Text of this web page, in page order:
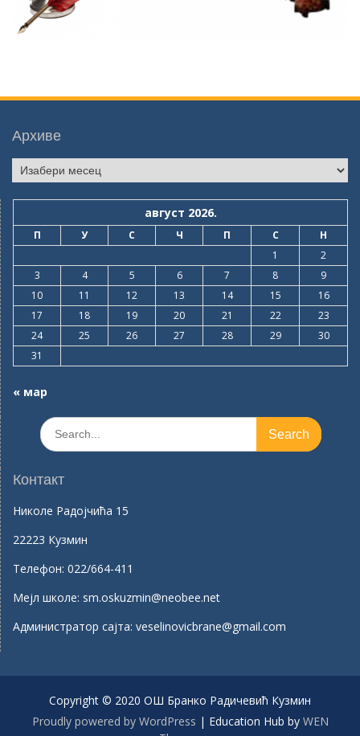
Архиве
Архиве
август 2026.
П У С Ч П С
Н
1
2
3
4 5 6 7 8
9
10
11 12 13 14 15
16
17
18 19 20 21 22
23
24
25 26 27 28 29
30
31
« мар
Search
for:
Контакт
Николе Радојчића 15
22223 Кузмин
Телефон: 022/664-411
Mејл школе: sm.oskuzmin@neobee.net
Aдминистратор сајта: veselinovicbrane@gmail.com
Copyright © 2020 ОШ Бранко Радичевић Кузмин
Proudly powered by WordPress | Education Hub by WEN